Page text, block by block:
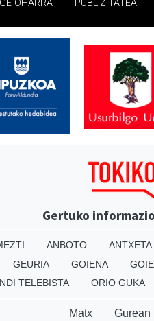
OHARRA PUBLIZITATEA
Gertuko
ANBOTO
GEURIA GOIENA
TELEBISTA ORIO GUKA
Matx Gurean